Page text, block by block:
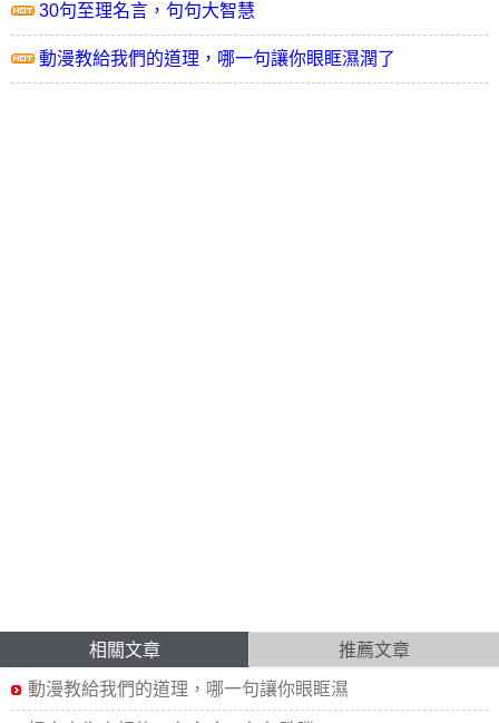
30句至理名言，句句大智慧
動漫教給我們的道理，哪一句讓你眼眶濕潤了
相關文章 推薦文章
動漫教給我們的道理，哪一句讓你眼眶濕